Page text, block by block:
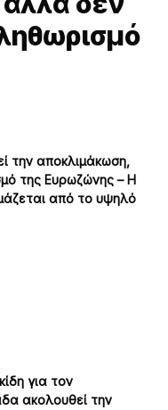
την αποκλιμάκωση,
της Ευρωζώνης – Η
από το υψηλό
για τον
ακολουθεί την